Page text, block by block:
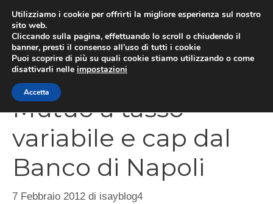
contenuto
Mutuo a tasso
variabile e cap dal
Banco di Napoli
7 Febbraio 2012 di isayblog4
Utilizziamo i cookie per offrirti la migliore esperienza sul nostro
sito web.
Cliccando sulla pagina, effettuando lo scroll o chiudendo il
banner, presti il consenso all’uso di tutti i cookie
Puoi scoprire di più su quali cookie stiamo utilizzando o come
disattivarli nelle impostazioni
Accetta